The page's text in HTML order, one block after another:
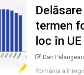
termen
loc în
Dan Palangean
România a